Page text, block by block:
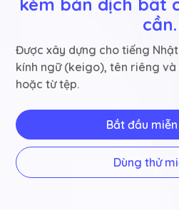
cần.
Được xây dựng cho tiếng
kính ngữ (keigo), tên riêng
hoặc từ tệp.
Bắt đầu
Dùng thử